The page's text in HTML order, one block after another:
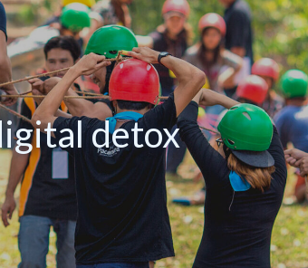
detox